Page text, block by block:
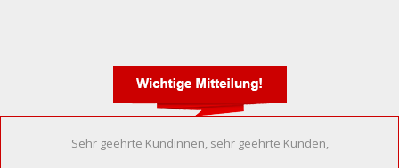
Sehr geehrte Kundinnen, sehr geehrte Kunden,